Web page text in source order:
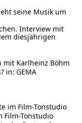
seine Musik um
Interview mit
diesjährigen
mit Karlheinz Böhm
in: GEMA
im Film-Tonstudio
Film-Tonstudio